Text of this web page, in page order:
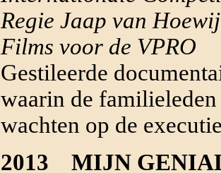
Regie Jaap van
Films voor de VPRO
Gestileerde
waarin de
wachten op de
2013 MIJN